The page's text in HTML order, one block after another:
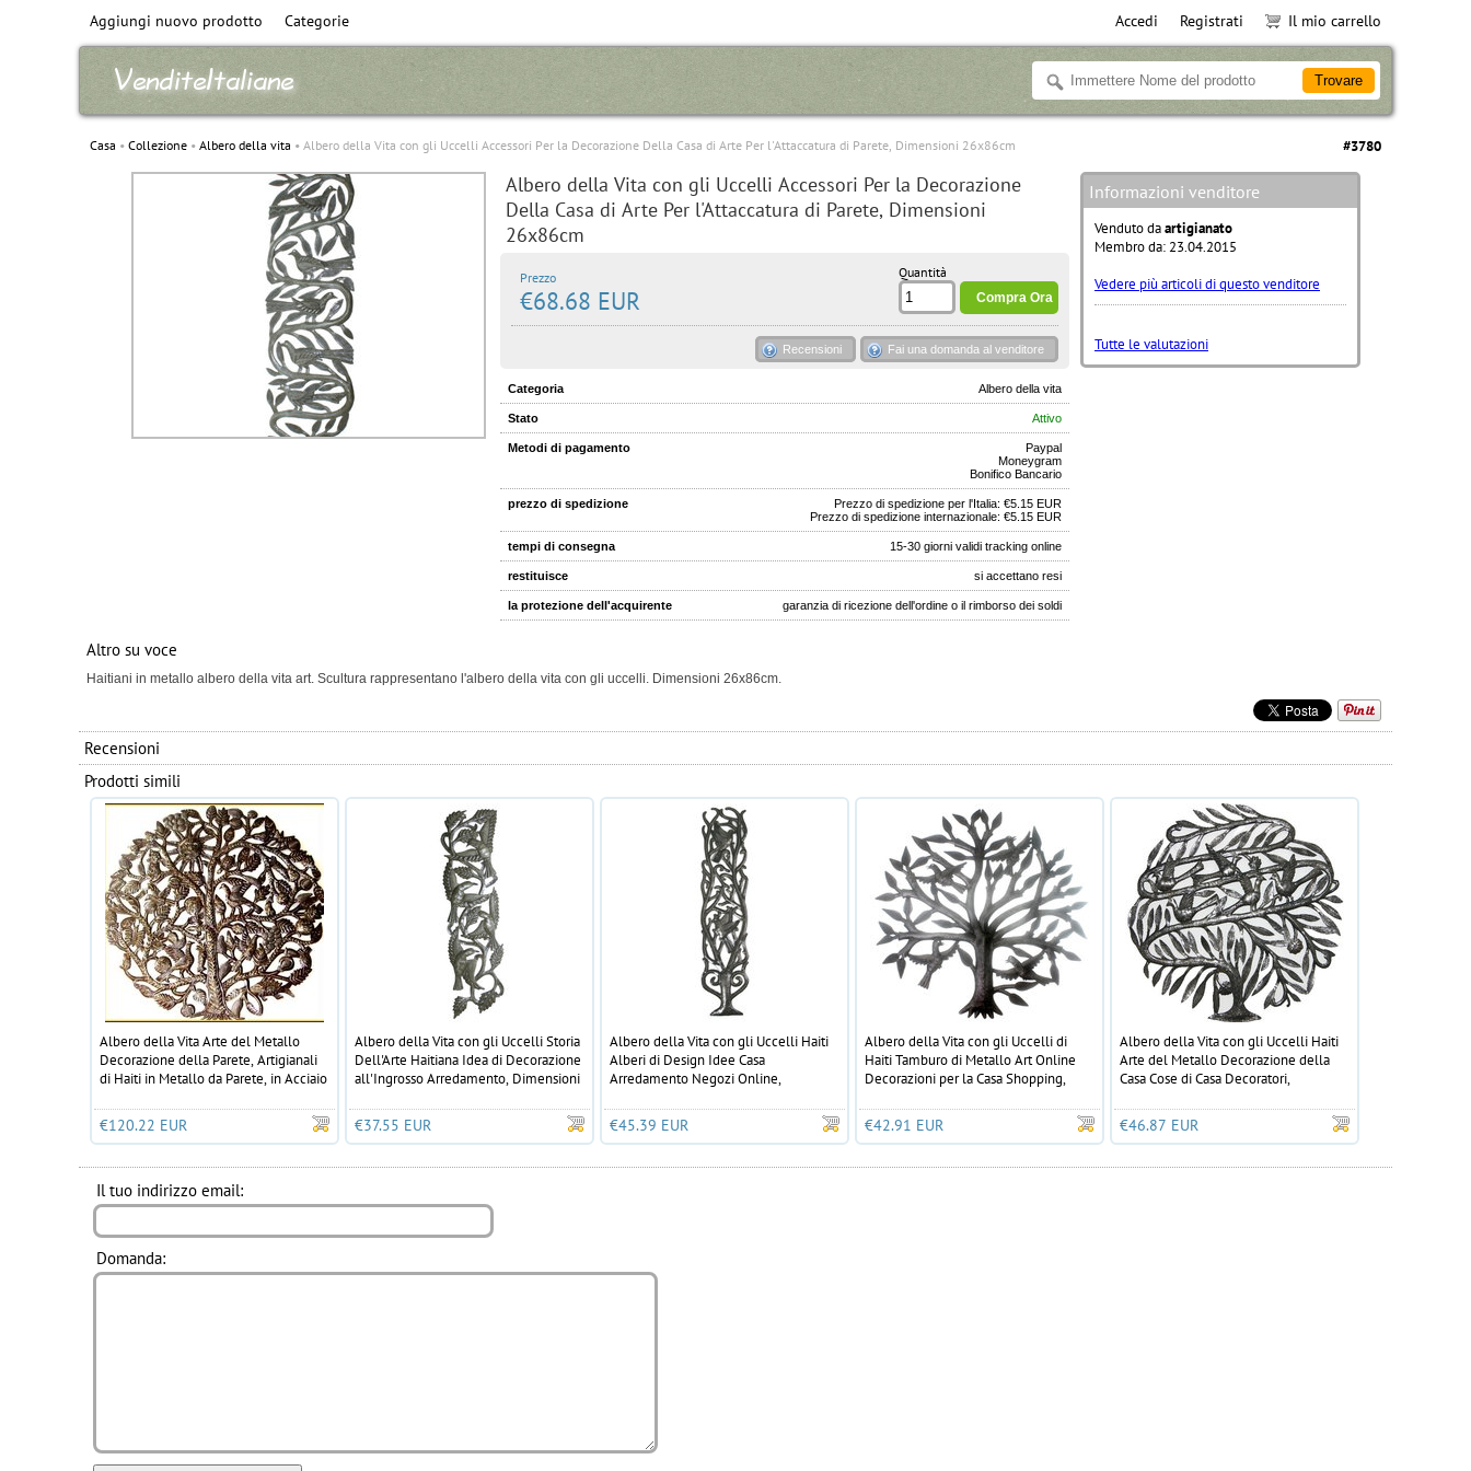
Aggiungi nuovo prodotto Categorie Accedi Registrati Il mio carrello
Casa Collezione Albero della vita Albero della Vita con gli Uccelli Accessori Per la Decorazione Della Casa di Arte Per l'Attaccatura di Parete, Dimensioni 26x86cm #3780
Albero della Vita con gli Uccelli Accessori Per la Decorazione
Della Casa di Arte Per l'Attaccatura di Parete, Dimensioni
26x86cm
Prezzo
€68.68 EUR
Quantità
Recensioni Fai una domanda al venditore
Categoria Albero della vita
Stato Attivo
Metodi di pagamento
Paypal
Moneygram
Bonifico Bancario
prezzo di spedizione
Prezzo di spedizione per l'Italia: €5.15 EUR
Prezzo di spedizione internazionale: €5.15 EUR
tempi di consegna 15-30 giorni validi tracking online
restituisce si accettano resi
la protezione dell'acquirente garanzia di ricezione dell'ordine o il rimborso dei soldi
Informazioni venditore
Venduto daartigianato
Membro da: 23.04.2015
Vedere più articoli di questo venditore
Tutte le valutazioni
Altro su voce
Haitiani in metallo albero della vita art. Scultura rappresentano l'albero della vita con gli uccelli. Dimensioni 26x86cm.
Recensioni
Prodotti simili
Albero della Vita Arte del Metallo
Decorazione della Parete, Artigianali
di Haiti in Metallo da Parete, in Acciaio
€120.22 EUR
Albero della Vita con gli Uccelli Storia
Dell'Arte Haitiana Idea di Decorazione
all'Ingrosso Arredamento, Dimensioni
€37.55 EUR
Albero della Vita con gli Uccelli Haiti
Alberi di Design Idee Casa
Arredamento Negozi Online,
€45.39 EUR
Albero della Vita con gli Uccelli di
Haiti Tamburo di Metallo Art Online
Decorazioni per la Casa Shopping,
€42.91 EUR
Albero della Vita con gli Uccelli Haiti
Arte del Metallo Decorazione della
Casa Cose di Casa Decoratori,
€46.87 EUR
Il tuo indirizzo email:
Domanda: